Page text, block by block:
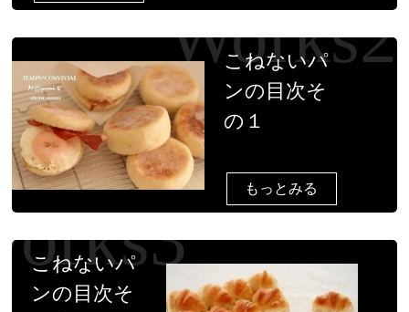
こねないパ
ンの目次そ
の１
もっとみる
こねないパ
ンの目次そ